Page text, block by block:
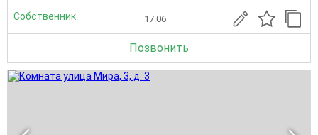
Собственник 17.06
Позвонить